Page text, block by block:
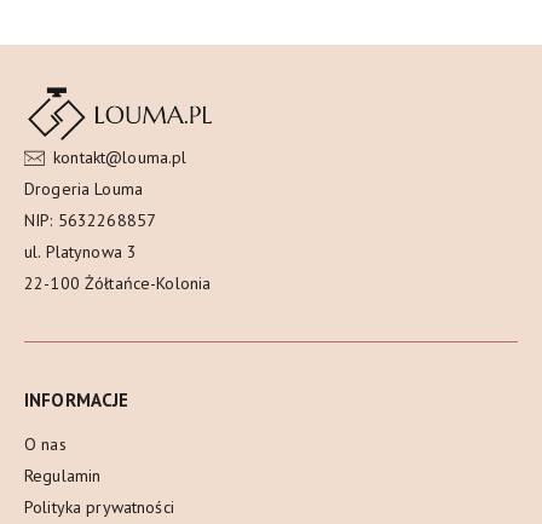
kontakt@louma.pl
Drogeria Louma
NIP: 5632268857
ul. Platynowa 3
22-100 Żółtańce-Kolonia
INFORMACJE
O nas
Regulamin
Polityka prywatności